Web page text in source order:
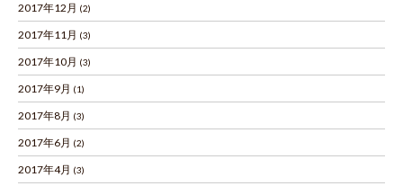
2017年12月 (2)
2017年11月 (3)
2017年10月 (3)
2017年9月 (1)
2017年8月 (3)
2017年6月 (2)
2017年4月 (3)